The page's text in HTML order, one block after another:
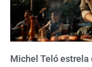
Michel Teló estrela